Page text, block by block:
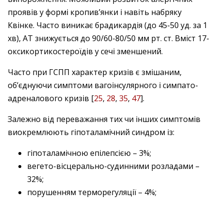
проявів у формі кропив’янки і навіть набряку
Квінке. Часто виникає брадикардія (до 45-50 уд. за 1
хв), АТ знижується до 90/60-80/50 мм рт. ст. Вміст 17-
оксикортикостероїдів у сечі зменшений.
Часто при ГСПП характер кризів є змішаним,
об’єднуючи симптоми вагоінсулярного і симпато­
адреналового кризів [25, 28, 35, 47].
Залежно від переважання тих чи інших симптомів
виокремлюють гіпоталамічний синдром із:
гіпоталамічною епілепсією – 3%;
вегето-вісцерально-судинними розладами –
32%;
порушенням терморегуляції – 4%;